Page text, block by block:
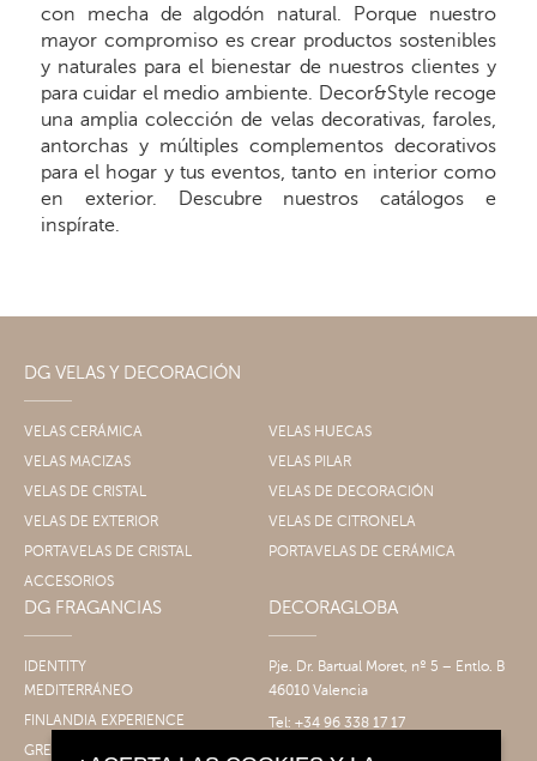
con mecha de algodón natural. Porque nuestro
mayor compromiso es crear productos sostenibles
y naturales para el bienestar de nuestros clientes y
para cuidar el medio ambiente. Decor&Style recoge
una amplia colección de velas decorativas, faroles,
antorchas y múltiples complementos decorativos
para el hogar y tus eventos, tanto en interior como
en exterior. Descubre nuestros catálogos e
inspírate.
DG VELAS Y DECORACIÓN
VELAS CERÁMICA
VELAS HUECAS
VELAS MACIZAS
VELAS PILAR
VELAS DE CRISTAL
VELAS DE DECORACIÓN
VELAS DE EXTERIOR
VELAS DE CITRONELA
PORTAVELAS DE CRISTAL
PORTAVELAS DE CERÁMICA
ACCESORIOS
DG FRAGANCIAS
IDENTITY
MEDITERRÁNEO
FINLANDIA EXPERIENCE
GRECIA EXPERIENCE
DECORAGLOBA
Pje. Dr. Bartual Moret, nº 5 – Entlo. B
46010 Valencia
Tel: +34 96 338 17 17